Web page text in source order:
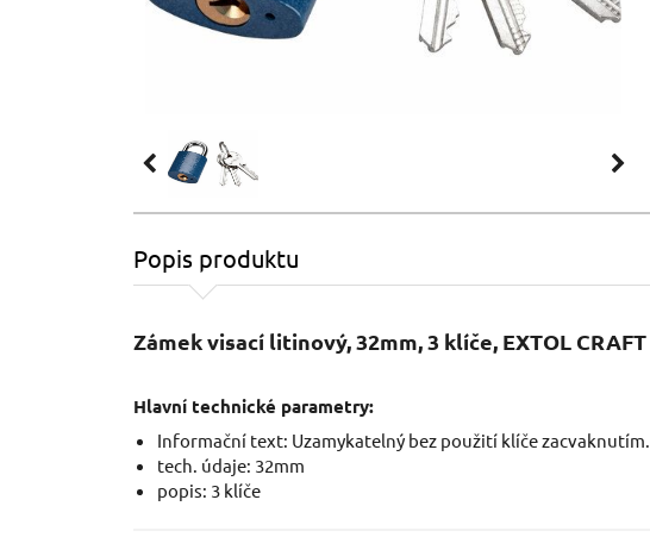
Popis produktu
Zámek visací litinový, 32mm, 3 klíče, EXTOL CRAFT
Hlavní technické parametry:
Informační text: Uzamykatelný bez použití klíče zacvaknutím.
tech. údaje: 32mm
popis: 3 klíče